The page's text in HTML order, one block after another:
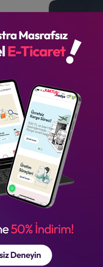
Yönetimi